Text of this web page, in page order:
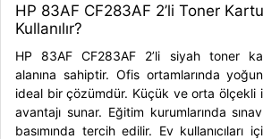
HP 83AF CF283AF 2’li Toner
Kullanılır?
HP 83AF CF283AF 2’li siyah toner
alanına sahiptir. Ofis ortamlarında
ideal bir çözümdür. Küçük ve orta ölçekli
avantajı sunar. Eğitim kurumlarında
basımında tercih edilir. Ev